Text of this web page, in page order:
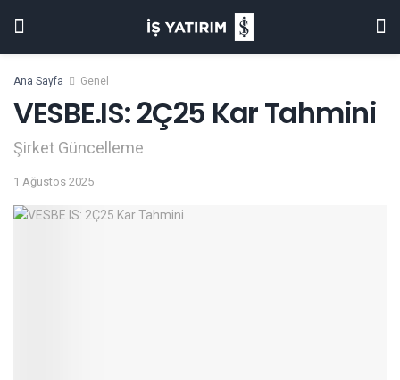
Ana Sayfa Genel
VESBE.IS: 2Ç25 Kar Tahmini
Şirket Güncelleme
1 Ağustos 2025